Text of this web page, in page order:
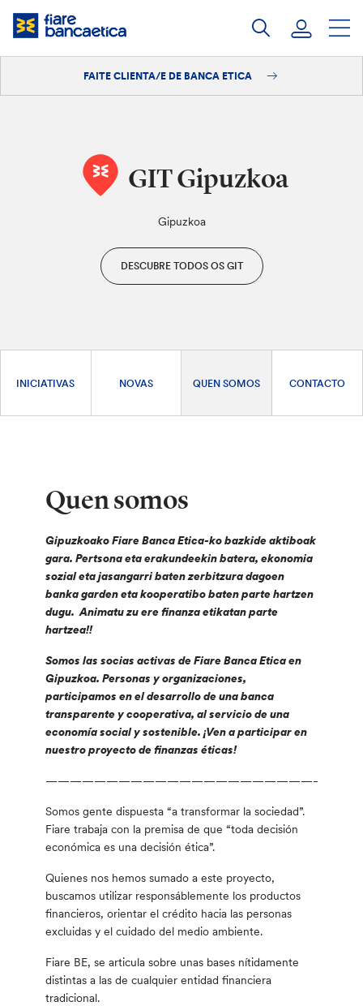
Saltar
FAITE CLIENTA/E DE BANCA ETICA
GIT Gipuzkoa
Gipuzkoa
DESCUBRE TODOS OS GIT
INICIATIVAS NOVAS QUEN SOMOS CONTACTO
Quen somos
Gipuzkoako Fiare Banca Etica-ko bazkide aktiboak
gara. Pertsona eta erakundeekin batera, ekonomia
sozial eta jasangarri baten zerbitzura dagoen
banka garden eta kooperatibo baten parte hartzen
dugu.Animatu zu ere finanza etikatan parte
hartzea!!
Somos las socias activas de Fiare Banca Etica en
Gipuzkoa. Personas y organizaciones,
participamos en el desarrollo de una banca
transparente y cooperativa, al servicio de una
economía social y sostenible.¡Ven a participar en
nuestro proyecto de finanzas éticas!
Somos gente dispuesta “a transformar la sociedad”.
Fiare trabaja con la premisa de que “toda decisión
económica es una decisión ética”.
Quienes nos hemos sumado a este proyecto,
buscamos utilizar responsáblemente los productos
financieros, orientar el crédito hacia las personas
excluidas y el cuidado del medio ambiente.
Fiare BE, se articula sobre unas bases nítidamente
distintas a las de cualquier entidad financiera
tradicional.